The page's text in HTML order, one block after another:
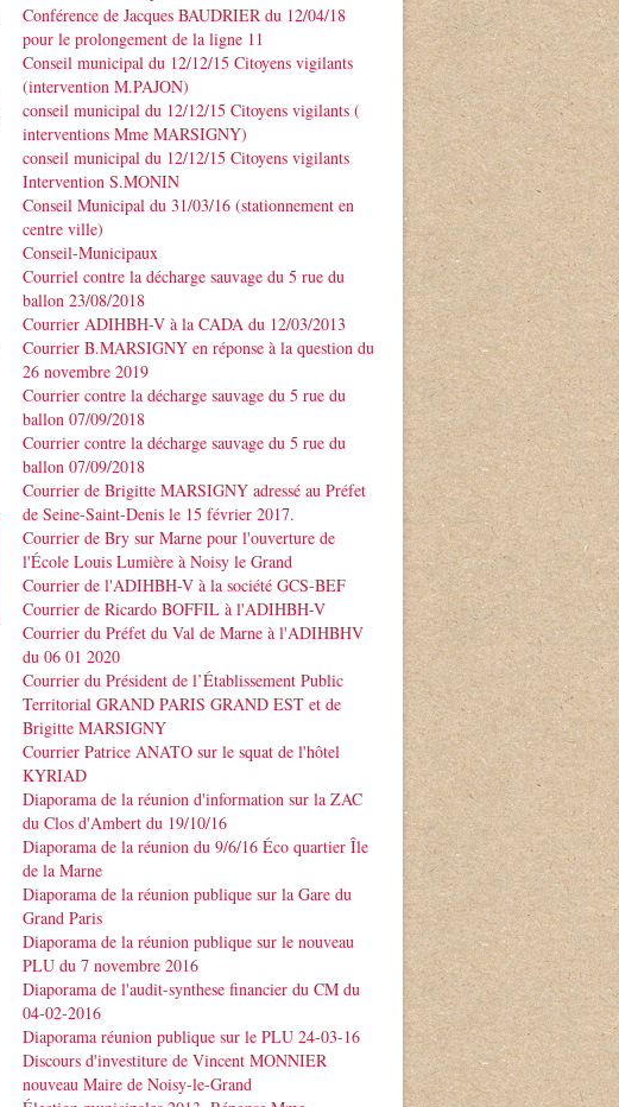
Conférence de Jacques BAUDRIER du 12/04/18
pour le prolongement de la ligne 11
Conseil municipal du 12/12/15 Citoyens vigilants
(intervention M.PAJON)
conseil municipal du 12/12/15 Citoyens vigilants (
interventions Mme MARSIGNY)
conseil municipal du 12/12/15 Citoyens vigilants
Intervention S.MONIN
Conseil Municipal du 31/03/16 (stationnement en
centre ville)
Conseil-Municipaux
Courriel contre la décharge sauvage du 5 rue du
ballon 23/08/2018
Courrier ADIHBH-V à la CADA du 12/03/2013
Courrier B.MARSIGNY en réponse à la question du
26 novembre 2019
Courrier contre la décharge sauvage du 5 rue du
ballon 07/09/2018
Courrier contre la décharge sauvage du 5 rue du
ballon 07/09/2018
Courrier de Brigitte MARSIGNY adressé au Préfet
de Seine-Saint-Denis le 15 février 2017.
Courrier de Bry sur Marne pour l'ouverture de
l'École Louis Lumière à Noisy le Grand
Courrier de l'ADIHBH-V à la société GCS-BEF
Courrier de Ricardo BOFFIL à l'ADIHBH-V
Courrier du Préfet du Val de Marne à l'ADIHBHV
du 06 01 2020
Courrier du Président de l’Établissement Public
Territorial GRAND PARIS GRAND EST et de
Brigitte MARSIGNY
Courrier Patrice ANATO sur le squat de l'hôtel
KYRIAD
Diaporama de la réunion d'information sur la ZAC
du Clos d'Ambert du 19/10/16
Diaporama de la réunion du 9/6/16 Éco quartier Île
de la Marne
Diaporama de la réunion publique sur la Gare du
Grand Paris
Diaporama de la réunion publique sur le nouveau
PLU du 7 novembre 2016
Diaporama de l'audit-synthese financier du CM du
04-02-2016
Diaporama réunion publique sur le PLU 24-03-16
Discours d'investiture de Vincent MONNIER
nouveau Maire de Noisy-le-Grand